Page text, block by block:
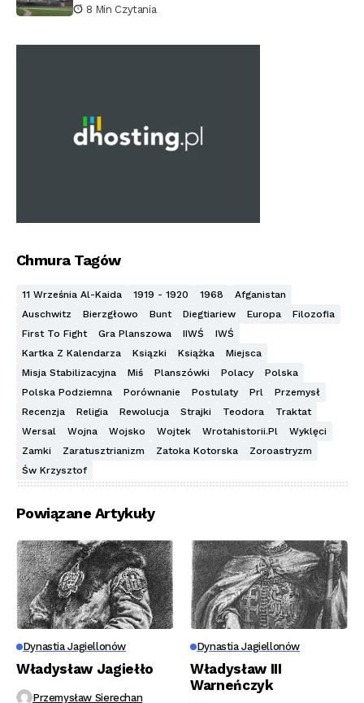
8 Min Czytania
Chmura Tagów
11 Września Al-Kaida 1919 - 1920 1968
Afganistan
Auschwitz
Bierzgłowo Bunt Diegtiariew Europa
Filozofia
First To Fight
Gra Planszowa IIWŚ
IWŚ
Kartka Z Kalendarza
Ksiązki Książka
Miejsca
Misja Stabilizacyjna
Miś Planszówki Polacy
Polska
Polska Podziemna
Porównanie Postulaty Prl
Przemysł
Recenzja
Religia Rewolucja Strajki Teodora
Traktat
Wersal
Wojna Wojsko Wojtek Wrotahistorii.pl
Wyklęci
Zamki
Zaratusztrianizm Zatoka Kotorska
Zoroastryzm
Św Krzysztof
Powiązane Artykuły
Dynastia Jagiellonów
Władysław Jagiełło
Przemysław Sierechan
Dynastia Jagiellonów
Władysław III
Warneńczyk